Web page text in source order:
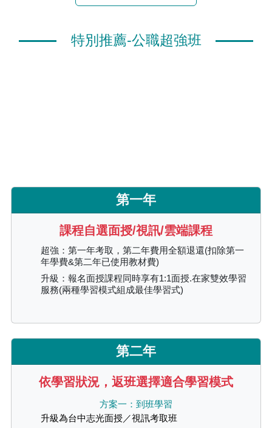
特別推薦-公職超強班
第一年
課程自選面授/視訊/雲端課程
超強：第一年考取，第二年費用全額退還(扣除第一
年學費&第二年已使用教材費)
升級：報名面授課程同時享有1:1面授.在家雙效學習
服務(兩種學習模式組成最佳學習式)
第二年
依學習狀況，返班選擇適合學習模式
方案一：到班學習
升級為台中志光面授／視訊考取班